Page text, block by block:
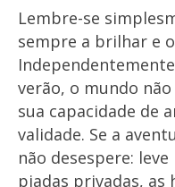
Lembre-se
sempre a brilhar e
verão, o mundo
sua capacidade de
validade. Se a
não desespere:
piadas privadas,